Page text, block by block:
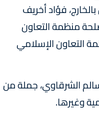
فؤاد أخريف
منظمة التعاون
التعاون الإسلامي
الشرقاوي، جملة من
وغيرها.